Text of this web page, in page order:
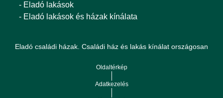
- Eladó lakások
- Eladó lakások és házak kínálata
Eladó családi házak. Családi ház és lakás kínálat országosan
Oldaltérkép
Adatkezelés